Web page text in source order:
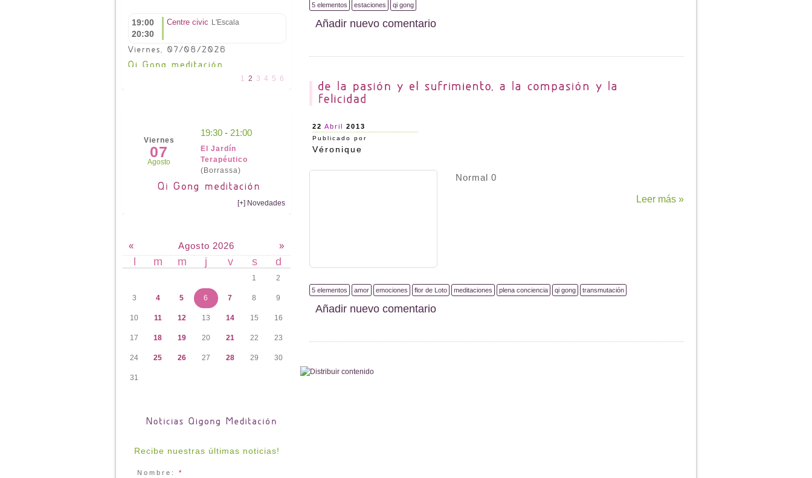
19:00
Centre civic L'Escala
1 2 3 4 5 6
Viernes
07
Agosto
19:30 - 21:00
El Jardín
Terapéutico
(Borrassa)
[+] Novedades
« Agosto 2026 »
m m j v s d
1 2
3 4 5 6 7 8 9
10 11 12 13 14 15 16
17 18 19 20 21 22 23
24 25 26 27 28 29 30
31
Recibe nuestras últimas noticias!
Nombre: *
5 elementos estaciones qi gong
Añadir nuevo comentario
22 Abril 2013
Publicado por
Véronique
Normal 0
Leer más »
5 elementos amor emociones flor de Loto meditaciones plena conciencia qi gong transmutación
Añadir nuevo comentario